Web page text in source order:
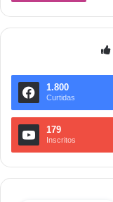
1.800
Curtidas
179
Inscritos